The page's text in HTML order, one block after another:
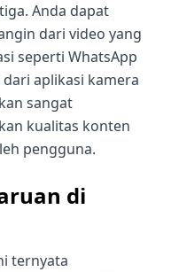
Anda dapat
dari video yang
seperti WhatsApp
aplikasi kamera
sangat
kualitas konten
pengguna.
di
ternyata